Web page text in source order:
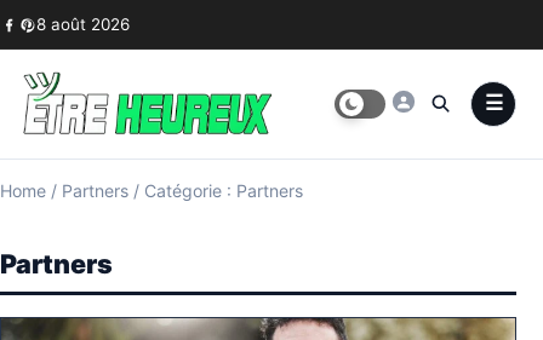
Skip to content
8 août 2026
Home / Partners / Catégorie : Partners
Partners